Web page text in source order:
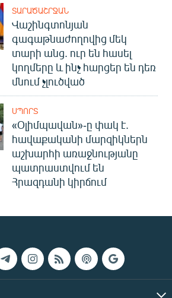
ՏԱՐԱԾԱՇՐՋԱՆ
Վաշինգտոնյան
գագաթնաժողովից մեկ
տարի անց. ուր են հասել
կողմերը և ինչ հարցեր են դեռ
մնում չլուծված
ՍՊՈՐՏ
«Օլիմպավան»-ը փակ է.
հավաքականի մարզիկներն
աշխարհի առաջնությանը
պատրաստվում են
Հրազդանի կիրճում